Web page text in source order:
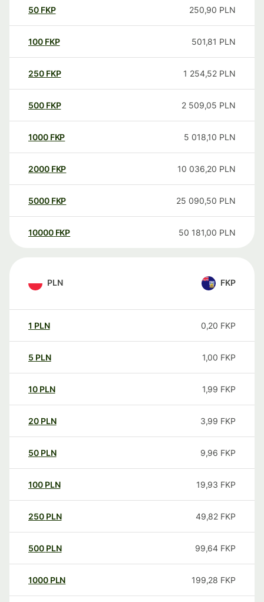
50 FKP 250,90 PLN
100 FKP 501,81 PLN
250 FKP 1 254,52 PLN
500 FKP 2 509,05 PLN
1000 FKP 5 018,10 PLN
2000 FKP 10 036,20 PLN
5000 FKP 25 090,50 PLN
10000 FKP 50 181,00 PLN
PLN FKP
1 PLN 0,20 FKP
5 PLN 1,00 FKP
10 PLN 1,99 FKP
20 PLN 3,99 FKP
50 PLN 9,96 FKP
100 PLN 19,93 FKP
250 PLN 49,82 FKP
500 PLN 99,64 FKP
1000 PLN 199,28 FKP